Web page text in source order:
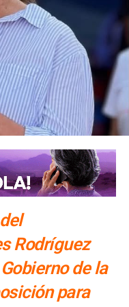
Rodríguez
de la
para